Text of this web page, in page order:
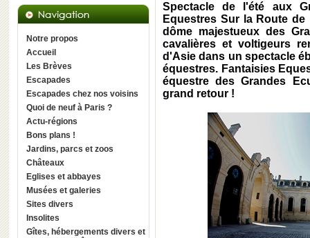
Notre propos
Accueil
Les Brèves
Escapades
Escapades chez nos voisins
Quoi de neuf à Paris ?
Actu-régions
Bons plans !
Jardins, parcs et zoos
Châteaux
Eglises et abbayes
Musées et galeries
Sites divers
Insolites
Gîtes, hébergements divers et
Spectacle de l'été aux
Equestres Sur la Route
dôme majestueux des
cavalières et voltigeurs
d'Asie dans un spectacle
équestres. Fantaisies
équestre des Grandes
grand retour !